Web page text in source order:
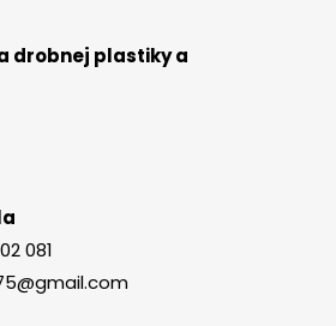
drobnej plastiky a
081